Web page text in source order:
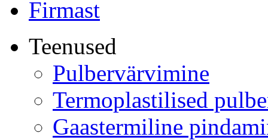
Firmast
Teenused
Pulbervärvimine
Termoplastilised
Gaastermiline